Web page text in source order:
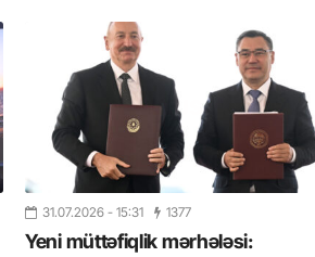
31.07.2026 - 15:31 1377
Yeni müttəfiqlik mərhələsi: